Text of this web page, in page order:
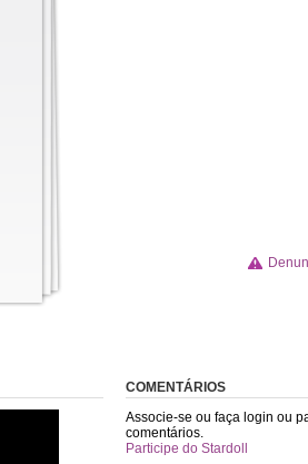
COMENTÁRIOS
Associe-se ou faça login ou
comentários.
Participe do Stardoll